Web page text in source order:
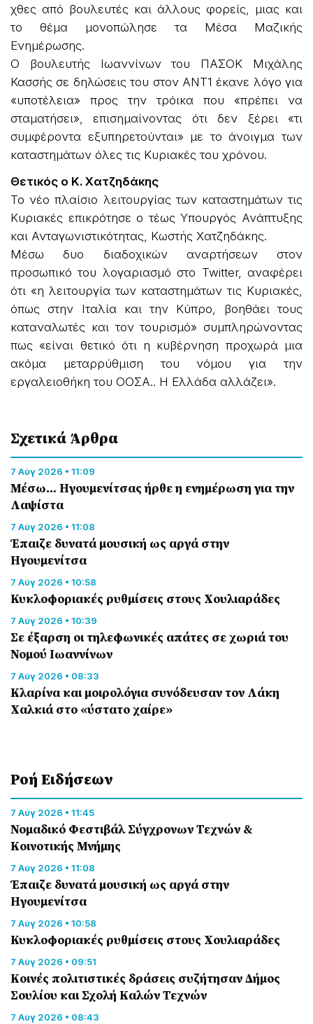
χθες από βουλευτές και άλλους φορείς, μιας και
το θέμα μονοπώλησε τα Μέσα Μαζικής
Ενημέρωσης.
Ο βουλευτής Ιωαννίνων του ΠΑΣΟΚ Μιχάλης
Κασσής σε δηλώσεις του στον ΑΝΤ1 έκανε λόγο για
«υποτέλεια» προς την τρόικα που «πρέπει να
σταματήσει», επισημαίνοντας ότι δεν ξέρει «τι
συμφέροντα εξυπηρετούνται» με το άνοιγμα των
καταστημάτων όλες τις Κυριακές του χρόνου.
Θετικός ο Κ. Χατζηδάκης
Το νέο πλαίσιο λειτουργίας των καταστημάτων τις
Κυριακές επικρότησε ο τέως Υπουργός Ανάπτυξης
και Ανταγωνιστικότητας, Κωστής Χατζηδάκης.
Μέσω δυο διαδοχικών αναρτήσεων στον
προσωπικό του λογαριασμό στο Twitter, αναφέρει
ότι «η λειτουργία των καταστημάτων τις Κυριακές,
όπως στην Ιταλία και την Κύπρο, βοηθάει τους
καταναλωτές και τον τουρισμό» συμπληρώνοντας
πως «είναι θετικό ότι η κυβέρνηση προχωρά μια
ακόμα μεταρρύθμιση του νόμου για την
εργαλειοθήκη του ΟΟΣΑ.. Η Ελλάδα αλλάζει».
Σχετικά Άρθρα
7 Αύγ 2026 • 11:09
Μέσω… Ηγουμενίτσας ήρθε η ενημέρωση για την
Λαψίστα
7 Αύγ 2026 • 11:08
Έπαιζε δυνατά μουσική ως αργά στην
Ηγουμενίτσα
7 Αύγ 2026 • 10:58
Κυκλοφοριακές ρυθμίσεις στους Χουλιαράδες
7 Αύγ 2026 • 10:39
Σε έξαρση οι τηλεφωνικές απάτες σε χωριά του
Νομού Ιωαννίνων
7 Αύγ 2026 • 08:33
Κλαρίνα και μοιρολόγια συνόδευσαν τον Λάκη
Χαλκιά στο «ύστατο χαίρε»
Ροή Eιδήσεων
7 Αύγ 2026 • 11:45
Νομαδικό Φεστιβάλ Σύγχρονων Τεχνών &
Κοινοτικής Μνήμης
7 Αύγ 2026 • 11:08
Έπαιζε δυνατά μουσική ως αργά στην
Ηγουμενίτσα
7 Αύγ 2026 • 10:58
Κυκλοφοριακές ρυθμίσεις στους Χουλιαράδες
7 Αύγ 2026 • 09:51
Κοινές πολιτιστικές δράσεις συζήτησαν Δήμος
Σουλίου και Σχολή Καλών Τεχνών
7 Αύγ 2026 • 08:43